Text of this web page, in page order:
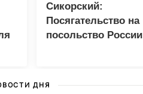
Сикорский:
Посягательство на
посольство России
ДНЯ